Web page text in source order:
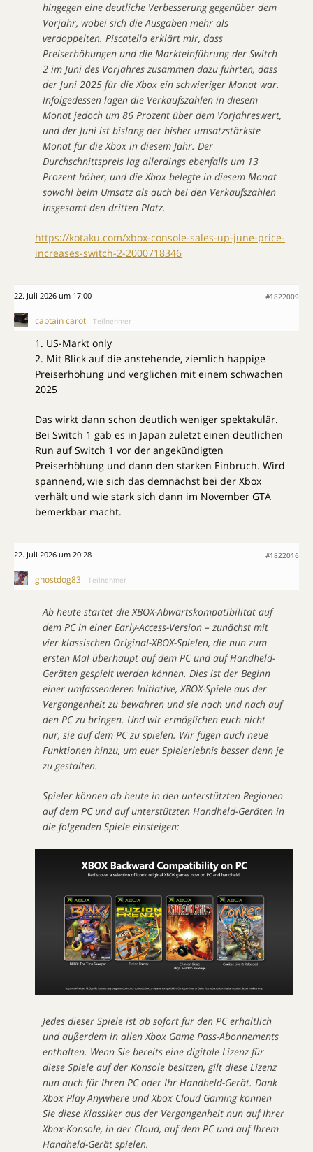
hingegen eine deutliche Verbesserung gegenüber dem
Vorjahr, wobei sich die Ausgaben mehr als
verdoppelten. Piscatella erklärt mir, dass
Preiserhöhungen und die Markteinführung der Switch
2 im Juni des Vorjahres zusammen dazu führten, dass
der Juni 2025 für die Xbox ein schwieriger Monat war.
Infolgedessen lagen die Verkaufszahlen in diesem
Monat jedoch um 86 Prozent über dem Vorjahreswert,
und der Juni ist bislang der bisher umsatzstärkste
Monat für die Xbox in diesem Jahr. Der
Durchschnittspreis lag allerdings ebenfalls um 13
Prozent höher, und die Xbox belegte in diesem Monat
sowohl beim Umsatz als auch bei den Verkaufszahlen
insgesamt den dritten Platz.
https://kotaku.com/xbox-console-sales-up-june-price-
increases-switch-2-2000718346
22. Juli 2026 um 17:00 #1822009
captain carot Teilnehmer
1. US-Markt only
2. Mit Blick auf die anstehende, ziemlich happige
Preiserhöhung und verglichen mit einem schwachen
2025
Das wirkt dann schon deutlich weniger spektakulär.
Bei Switch 1 gab es in Japan zuletzt einen deutlichen
Run auf Switch 1 vor der angekündigten
Preiserhöhung und dann den starken Einbruch. Wird
spannend, wie sich das demnächst bei der Xbox
verhält und wie stark sich dann im November GTA
bemerkbar macht.
22. Juli 2026 um 20:28 #1822016
ghostdog83 Teilnehmer
Ab heute startet die XBOX-Abwärtskompatibilität auf
dem PC in einer Early-Access-Version – zunächst mit
vier klassischen Original-XBOX-Spielen, die nun zum
ersten Mal überhaupt auf dem PC und auf Handheld-
Geräten gespielt werden können. Dies ist der Beginn
einer umfassenderen Initiative, XBOX-Spiele aus der
Vergangenheit zu bewahren und sie nach und nach auf
den PC zu bringen. Und wir ermöglichen euch nicht
nur, sie auf dem PC zu spielen. Wir fügen auch neue
Funktionen hinzu, um euer Spielerlebnis besser denn je
zu gestalten.
Spieler können ab heute in den unterstützten Regionen
auf dem PC und auf unterstützten Handheld-Geräten in
die folgenden Spiele einsteigen:
Jedes dieser Spiele ist ab sofort für den PC erhältlich
und außerdem in allen Xbox Game Pass-Abonnements
enthalten. Wenn Sie bereits eine digitale Lizenz für
diese Spiele auf der Konsole besitzen, gilt diese Lizenz
nun auch für Ihren PC oder Ihr Handheld-Gerät. Dank
Xbox Play Anywhere und Xbox Cloud Gaming können
Sie diese Klassiker aus der Vergangenheit nun auf Ihrer
Xbox-Konsole, in der Cloud, auf dem PC und auf Ihrem
Handheld-Gerät spielen.